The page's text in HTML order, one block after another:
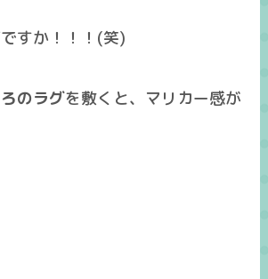
すか！！！(笑)
のラグを敷くと、マリカー感が